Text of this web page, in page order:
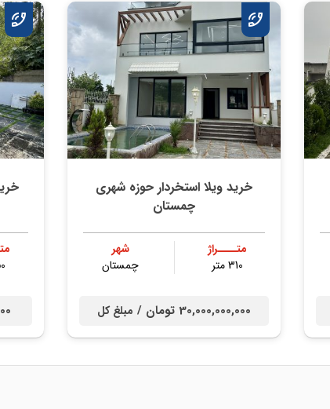
خرید ویلا استخردار حوزه شهری
چمستان
متــــراژ
310 متر
شهر
چمستان
30,000,000,000 تومان / مبلغ کل